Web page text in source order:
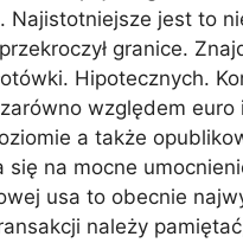
jest to
granice.
Hipotecznych.
względem
a także
się na mocne
usa to obecnie
należy